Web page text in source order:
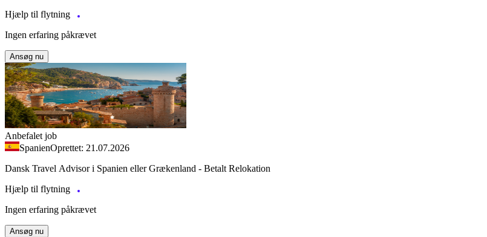
Hjælp til flytning
Ingen erfaring påkrævet
Ansøg nu
Anbefalet job
SpanienOprettet: 21.07.2026
Dansk Travel Advisor i Spanien eller Grækenland - Betalt Relokation
Hjælp til flytning
Ingen erfaring påkrævet
Ansøg nu